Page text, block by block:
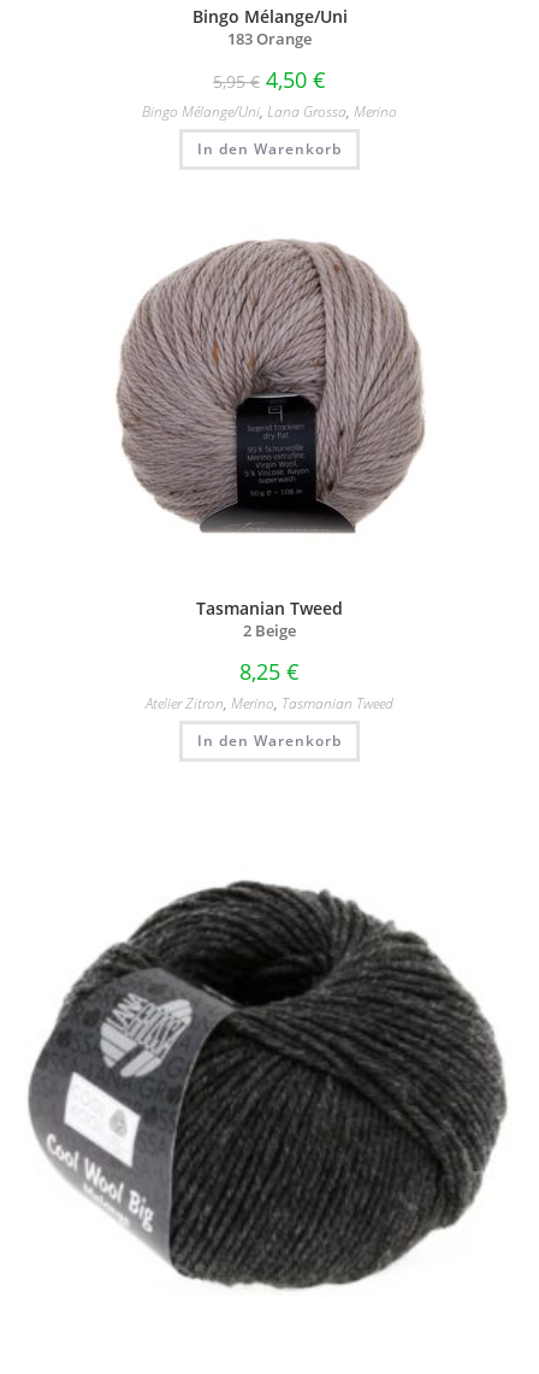
Bingo Mélange/Uni
183 Orange
5,95€ 4,50 €
Bingo Mélange/​Uni, Lana Grossa, Merino
In den Warenkorb
Tasmanian Tweed
2 Beige
8,25 €
Atelier Zitron, Merino, Tasmanian Tweed
In den Warenkorb